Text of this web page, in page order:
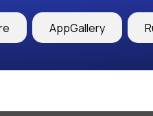
AppGallery